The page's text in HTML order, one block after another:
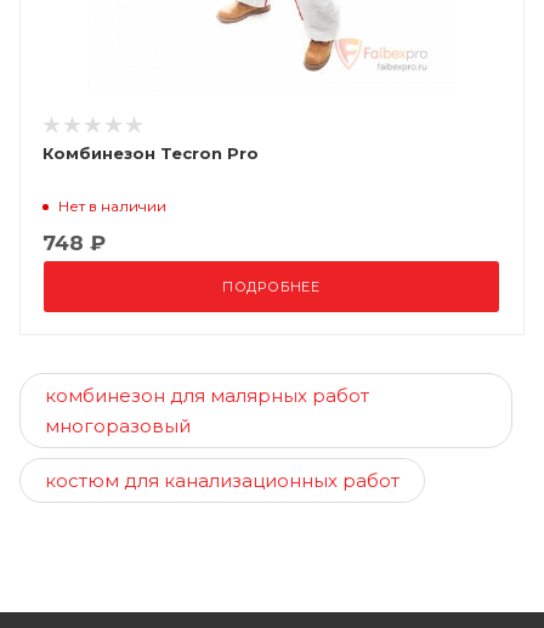
Комбинезон Tecron Pro
Нет в наличии
748 ₽
ПОДРОБНЕЕ
комбинезон для малярных работ
многоразовый
костюм для канализационных работ